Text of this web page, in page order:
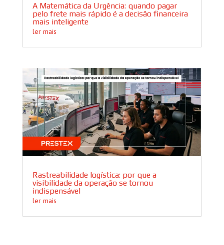
A Matemática da Urgência: quando pagar
pelo frete mais rápido é a decisão financeira
mais inteligente
ler mais
Rastreabilidade logística: por que a
visibilidade da operação se tornou
indispensável
ler mais